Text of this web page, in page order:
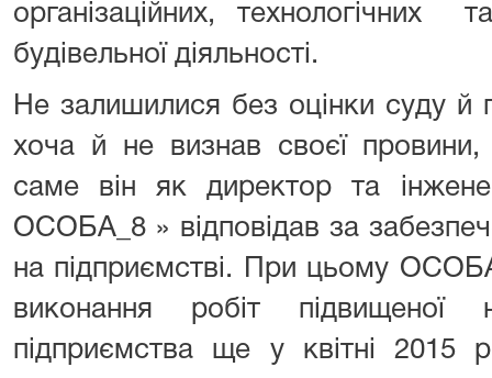
організаційних, технологічних
будівельної діяльності.
Не залишилися без оцінки суду
хоча й не визнав своєї
саме він як директор та
ОСОБА_8 » відповідав за
на підприємстві. При цьому
виконання робіт підвищеної
підприємства ще у квітні 2015